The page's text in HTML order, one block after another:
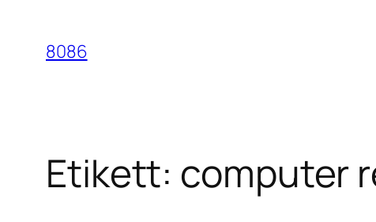
innehåll
8086
Etikett: computer